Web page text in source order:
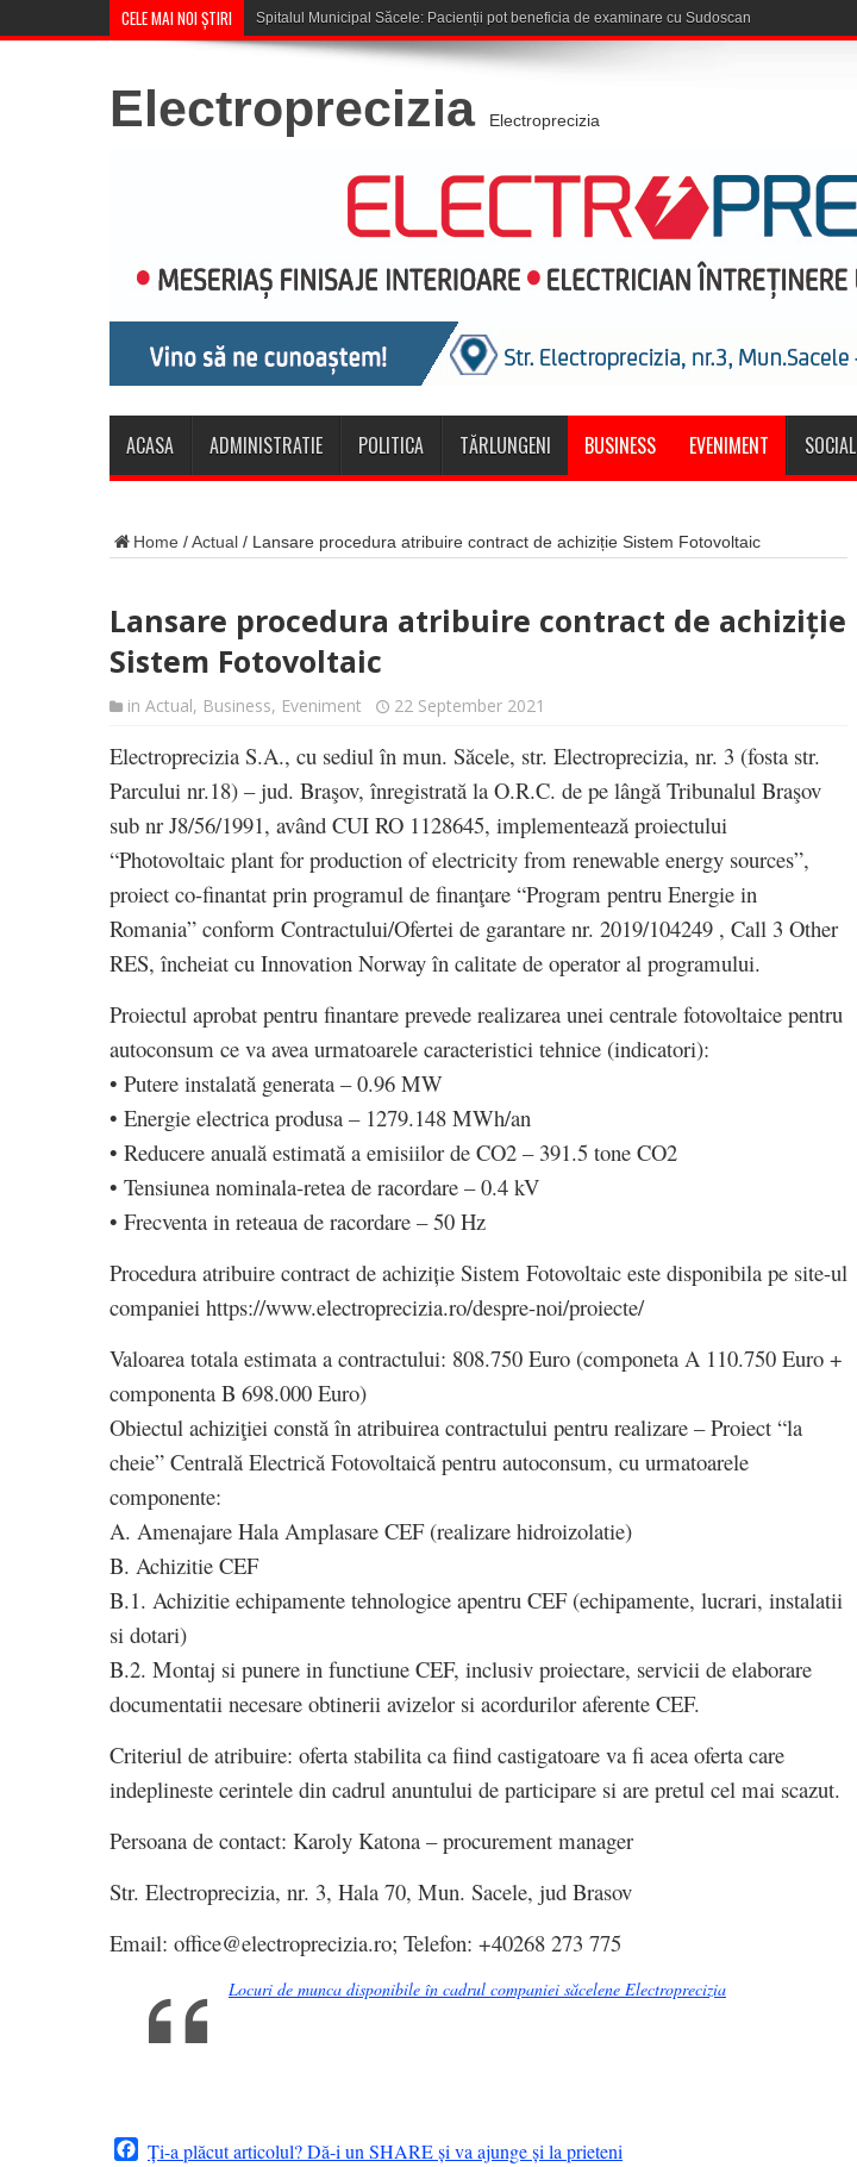
CELE MAI NOI ȘTIRI Cupa României: CSM Săcele întâln
Electroprecizia Electroprecizia
ACASA ADMINISTRATIE POLITICA TĂRLUNGENI BUSINESS EVENIMENT SOCIAL
Home /Actual / Lansare procedura atribuire contract de achiziție Sistem Fotovoltaic
Lansare procedura atribuire contract de achiziție
Sistem Fotovoltaic
in Actual, Business, Eveniment 22 September 2021
Electroprecizia S.A., cu sediul în mun. Săcele, str. Electroprecizia, nr. 3 (fosta str.
Parcului nr.18) – jud. Braşov, înregistrată la O.R.C. de pe lângă Tribunalul Braşov
sub nr J8/56/1991, având CUI RO 1128645, implementează proiectului
“Photovoltaic plant for production of electricity from renewable energy sources”,
proiect co-finantat prin programul de finanţare “Program pentru Energie in
Romania” conform Contractului/Ofertei de garantare nr. 2019/104249 , Call 3 Other
RES, încheiat cu Innovation Norway în calitate de operator al programului.
Proiectul aprobat pentru finantare prevede realizarea unei centrale fotovoltaice pentru
autoconsum ce va avea urmatoarele caracteristici tehnice (indicatori):
• Putere instalată generata – 0.96 MW
• Energie electrica produsa – 1279.148 MWh/an
• Reducere anuală estimată a emisiilor de CO2 – 391.5 tone CO2
• Tensiunea nominala-retea de racordare – 0.4 kV
• Frecventa in reteaua de racordare – 50 Hz
Procedura atribuire contract de achiziție Sistem Fotovoltaic este disponibila pe site-ul
companiei https://www.electroprecizia.ro/despre-noi/proiecte/
Valoarea totala estimata a contractului: 808.750 Euro (componeta A 110.750 Euro +
componenta B 698.000 Euro)
Obiectul achiziţiei constă în atribuirea contractului pentru realizare – Proiect “la
cheie” Centrală Electrică Fotovoltaică pentru autoconsum, cu urmatoarele
componente:
A. Amenajare Hala Amplasare CEF (realizare hidroizolatie)
B. Achizitie CEF
B.1. Achizitie echipamente tehnologice apentru CEF (echipamente, lucrari, instalatii
si dotari)
B.2. Montaj si punere in functiune CEF, inclusiv proiectare, servicii de elaborare
documentatii necesare obtinerii avizelor si acordurilor aferente CEF.
Criteriul de atribuire: oferta stabilita ca fiind castigatoare va fi acea oferta care
indeplineste cerintele din cadrul anuntului de participare si are pretul cel mai scazut.
Persoana de contact: Karoly Katona – procurement manager
Str. Electroprecizia, nr. 3, Hala 70, Mun. Sacele, jud Brasov
Email: office@electroprecizia.ro; Telefon: +40268 273 775
Locuri de munca disponibile în cadrul companiei săcelene Electroprecizia
Facebook
Ți-a plăcut articolul? Dă-i un SHARE și va ajunge și la prieteni